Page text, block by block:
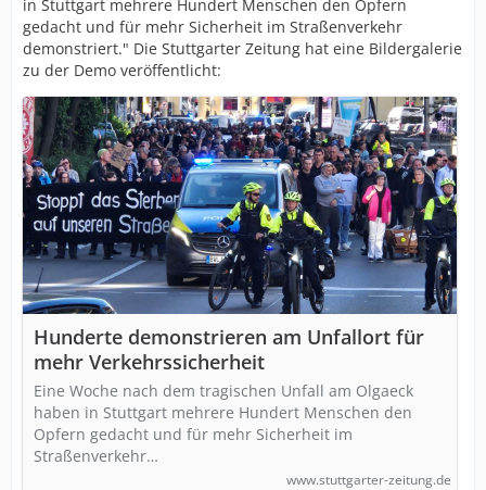
in Stuttgart mehrere Hundert Menschen den Opfern
gedacht und für mehr Sicherheit im Straßenverkehr
demonstriert." Die Stuttgarter Zeitung hat eine Bildergalerie
zu der Demo veröffentlicht:
Hunderte demonstrieren am Unfallort für
mehr Verkehrssicherheit
Eine Woche nach dem tragischen Unfall am Olgaeck
haben in Stuttgart mehrere Hundert Menschen den
Opfern gedacht und für mehr Sicherheit im
Straßenverkehr…
www.stuttgarter-zeitung.de